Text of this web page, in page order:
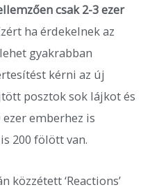
csak 2-3 ezer
ha érdekelnek az
gyakrabban
kérni az új
posztok sok lájkot és
emberhez is
200 fölött van.
közzétett ‘Reactions’